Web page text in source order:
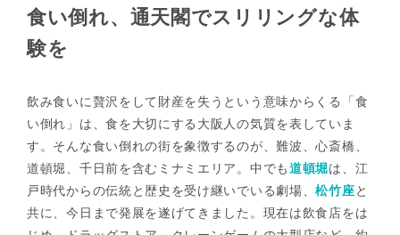
食い倒れ、通天閣でスリリングな体
験を
飲み食いに贅沢をして財産を失うという意味からくる「食
い倒れ」は、食を大切にする大阪人の気質を表していま
す。そんな食い倒れの街を象徴するのが、難波、心斎橋、
道頓堀、千日前を含むミナミエリア。中でも道頓堀は、江
戸時代からの伝統と歴史を受け継いでいる劇場、松竹座と
共に、今日まで発展を遂げてきました。現在は飲食店をは